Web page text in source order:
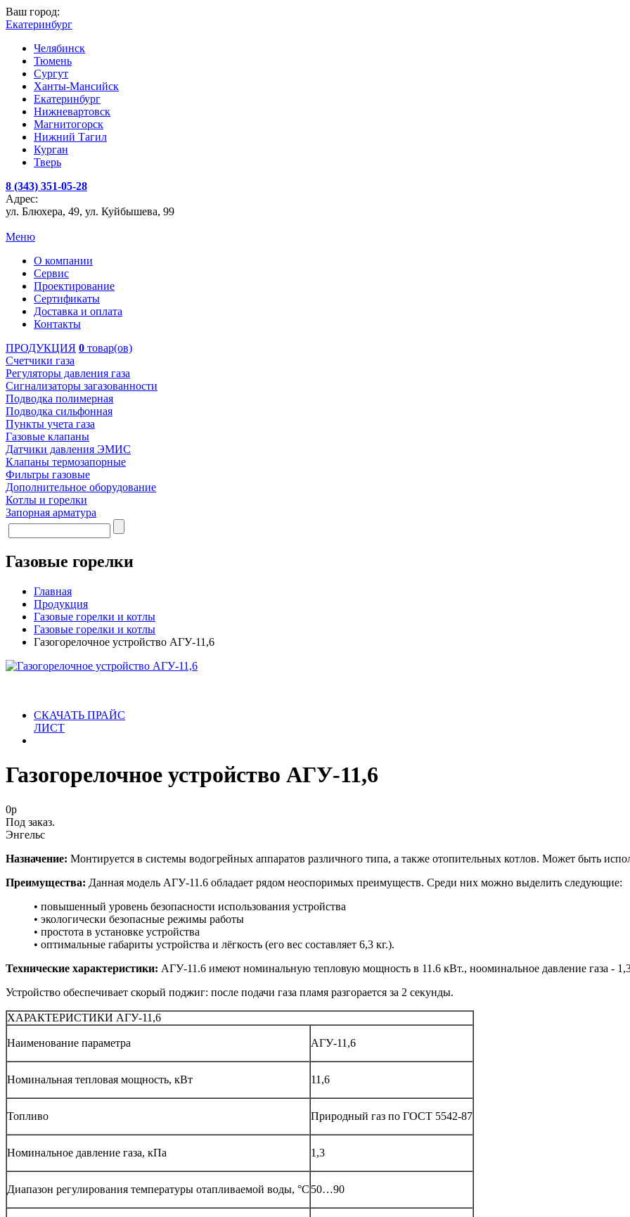
Ваш город:
Екатеринбург
Челябинск
Тюмень
Сургут
Ханты-Мансийск
Екатеринбург
Нижневартовск
Магнитогорск
Нижний Тагил
Курган
Тверь
8 (343) 351-05-28
Адрес:
ул. Блюхера, 49, ул. Куйбышева, 99
Меню
О компании
Сервис
Проектирование
Сертификаты
Доставка и оплата
Контакты
ПРОДУКЦИЯ 0 товар(ов)
Счетчики газа
Регуляторы давления газа
Сигнализаторы загазованности
Подводка полимерная
Подводка сильфонная
Пункты учета газа
Газовые клапаны
Датчики давления ЭМИС
Клапаны термозапорные
Фильтры газовые
Дополнительное оборудование
Котлы и горелки
Запорная арматура
Газовые горелки
Главная
Продукция
Газовые горелки и котлы
Газовые горелки и котлы
Газогорелочное устройство АГУ-11,6
СКАЧАТЬ ПРАЙС
ЛИСТ
Газогорелочное устройство АГУ-11,6
0р
Под заказ.
Энгельс
Назначение: Монтируется в системы водогрейных аппаратов различного типа, а также отопительных котлов. Может быть
Преимущества: Данная модель АГУ-11.6 обладает рядом неоспоримых преимуществ. Среди них можно выделить следующие:
• повышенный уровень безопасности использования устройства
• экологически безопасные режимы работы
• простота в установке устройства
• оптимальные габариты устройства и лёгкость (его вес составляет 6,3 кг.).
Технические характеристики: АГУ-11.6 имеют номинальную тепловую мощность в 11.6 кВт., нооминальное давление газа -
Устройство обеспечивает скорый поджиг: после подачи газа пламя разгорается за 2 секунды.
ХАРАКТЕРИСТИКИ АГУ-11,6
Наименование параметра АГУ-11,6
Номинальная тепловая мощность, кВт 11,6
Топливо Природный газ по ГОСТ 5542-87
Номинальное давление газа, кПа 1,3
Диапазон регулирования температуры отапливаемой воды, °С 50…90